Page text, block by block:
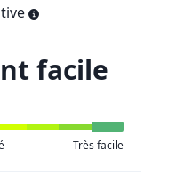
facile
Très facile